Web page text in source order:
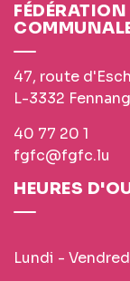
47, route d'Esch
L-3332
40 77 20 1
fgfc@fgfc.lu
HEURES
Lundi -